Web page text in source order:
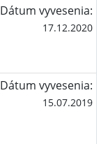
Dátum vyvesenia:
17.12.2020
Dátum vyvesenia:
15.07.2019